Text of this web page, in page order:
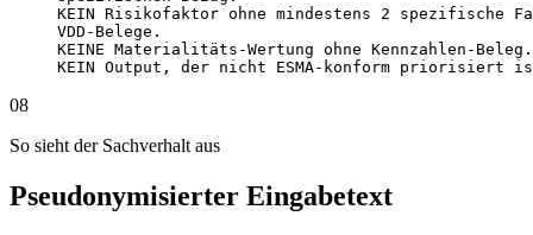
KEIN Risikofaktor ohne mindestens 2 spezifische
VDD-Belege.
KEINE Materialitäts-Wertung ohne Kennzahlen-Beleg.
KEIN Output, der nicht ESMA-konform priorisiert
08
So sieht der Sachverhalt aus
Pseudonymisierter Eingabetext